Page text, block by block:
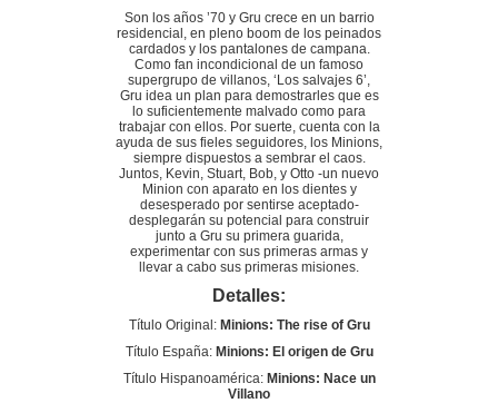
Son los años ’70 y Gru crece en un barrio
residencial, en pleno boom de los peinados
cardados y los pantalones de campana.
Como fan incondicional de un famoso
supergrupo de villanos, ‘Los salvajes 6’,
Gru idea un plan para demostrarles que es
lo suficientemente malvado como para
trabajar con ellos. Por suerte, cuenta con la
ayuda de sus fieles seguidores, los Minions,
siempre dispuestos a sembrar el caos.
Juntos, Kevin, Stuart, Bob, y Otto -un nuevo
Minion con aparato en los dientes y
desesperado por sentirse aceptado-
desplegarán su potencial para construir
junto a Gru su primera guarida,
experimentar con sus primeras armas y
llevar a cabo sus primeras misiones.
Detalles:
Título Original: Minions: The rise of Gru
Título España: Minions: El origen de Gru
Título Hispanoamérica: Minions: Nace un
Villano